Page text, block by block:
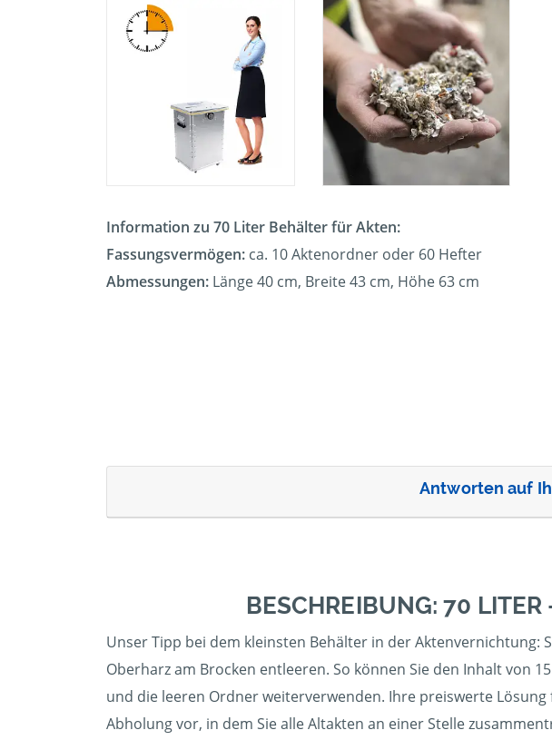
Information zu 70 Liter Behälter für Akten:
Fassungsvermögen: ca. 10 Aktenordner oder 60 Hefter
Abmessungen: Länge 40 cm, Breite 43 cm, Höhe 63 cm
Antworten auf
BESCHREIBUNG: 70
Unser Tipp bei dem kleinsten Behälter in der Aktenvernichtung:
Oberharz am Brocken entleeren. So können Sie den Inhalt von
und die leeren Ordner weiterverwenden. Ihre preiswerte
Abholung vor, in dem Sie alle Altakten an einer Stelle